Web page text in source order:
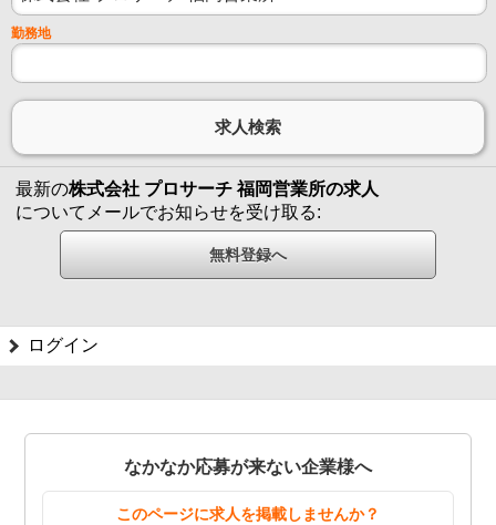
勤務地
最新の株式会社 プロサーチ 福岡営業所の求人
についてメールでお知らせを受け取る:
ログイン
なかなか応募が来ない企業様へ
このページに求人を掲載しませんか？